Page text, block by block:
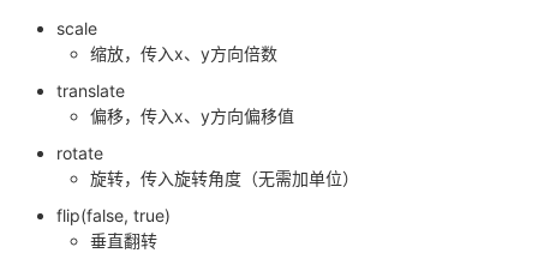
scale
缩放，传入x、y方向倍数
translate
偏移，传入x、y方向偏移值
rotate
旋转，传入旋转角度（无需加单位）
flip(false, true)
垂直翻转